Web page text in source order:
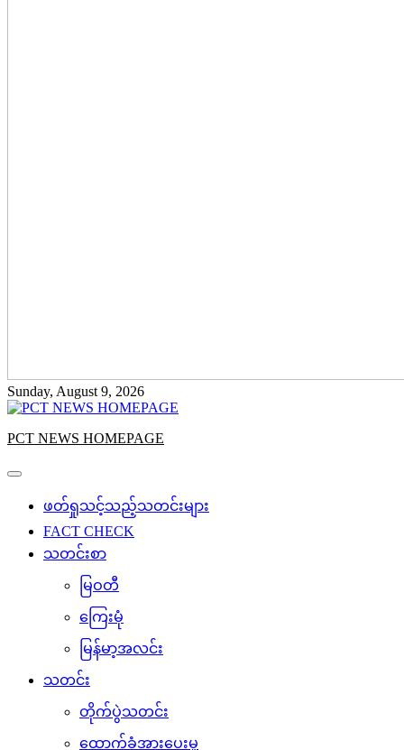
Sunday, August 9, 2026
PCT NEWS HOMEPAGE
ဖတ်ရှုသင့်သည့်သတင်းများ
FACT CHECK
သတင်းစာ
မြဝတီ
ကြေးမုံ
မြန်မာ့အလင်း
သတင်း
တိုက်ပွဲသတင်း
ထောက်ခံအားပေးမှု